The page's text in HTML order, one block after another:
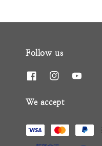
Follow us
We accept